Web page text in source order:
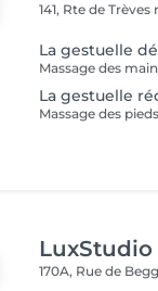
141, Rte de Trèves
La gestuelle
La gestuelle
170A, Rue de